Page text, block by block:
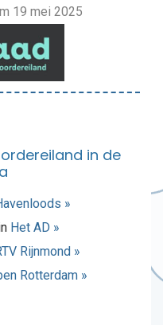
19 mei 2025
in de
»
Het AD »
Rijnmond »
Rotterdam »